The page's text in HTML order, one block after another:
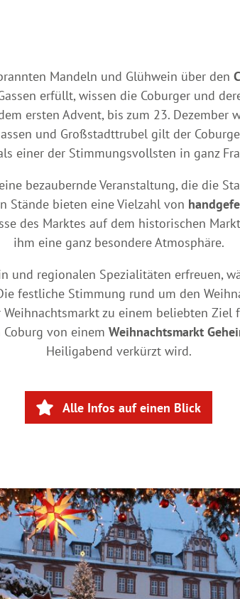
Mandeln und Glühwein über den
erfüllt, wissen die Coburger und
ersten Advent, bis zum 23. Dezember
und Großstadttrubel gilt der
einer der Stimmungsvollsten in ganz
bezaubernde Veranstaltung, die die
Stände bieten eine Vielzahl von
des Marktes auf dem historischen
ihm eine ganz besondere Atmosphäre.
und regionalen Spezialitäten erfreuen,
festliche Stimmung rund um den
zu einem beliebten Ziel
von einem Weihnachtsmarkt
Heiligabend verkürzt wird.
Alle Infos auf einen Blick